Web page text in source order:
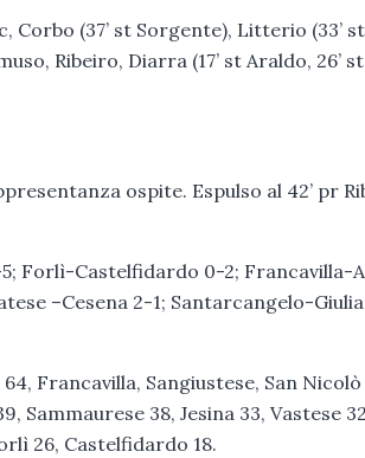
Corbo (37’ st Sorgente), Litterio (33’
Ribeiro, Diarra (17’ st Araldo, 26’
ospite. Espulso al 42’ pr
Forlì-Castelfidardo 0-2; Francavilla-
–Cesena 2-1; Santarcangelo-
Francavilla, Sangiustese, San
Sammaurese 38, Jesina 33, Vastese
26, Castelfidardo 18.